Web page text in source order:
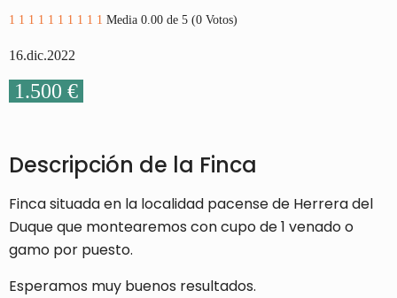
1 1 1 1 1 1 1 1 1 1 Media 0.00 de 5 (0 Votos)
16.dic.2022
1.500 €
Descripción de la Finca
Finca situada en la localidad pacense de Herrera del
Duque que montearemos con cupo de 1 venado o
gamo por puesto.
Esperamos muy buenos resultados.